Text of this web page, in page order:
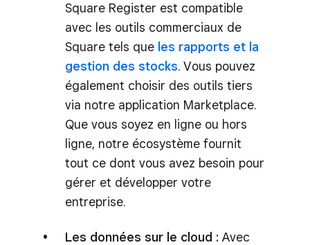
Square Register est compatible
avec les outils commerciaux de
Square tels que les rapports et la
gestion des stocks. Vous pouvez
également choisir des outils tiers
via notre application Marketplace.
Que vous soyez en ligne ou hors
ligne, notre écosystème fournit
tout ce dont vous avez besoin pour
gérer et développer votre
entreprise.
Les données sur le cloud : Avec